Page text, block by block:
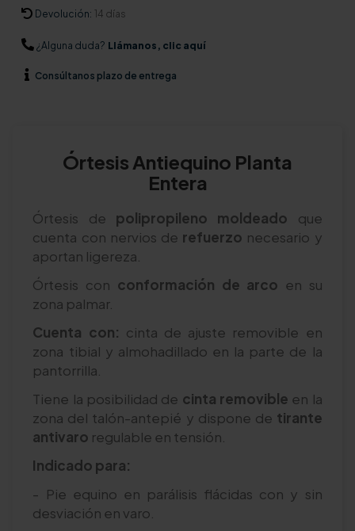
Devolución: 14 días
¿Alguna duda? Llámanos, clic aquí
Consúltanos plazo de entrega
Órtesis Antiequino Planta
Entera
Órtesis de polipropileno moldeado que
cuenta con nervios de refuerzo necesario y
aportan ligereza.
Órtesis con conformación de arco en su
zona palmar.
Cuenta con: cinta de ajuste removible en
zona tibial y almohadillado en la parte de la
pantorrilla.
Tiene la posibilidad de cinta removible en la
zona del talón-antepié y dispone de tirante
antivaro regulable en tensión.
Indicado para:
- Pie equino en parálisis flácidas con y sin
desviación en varo.